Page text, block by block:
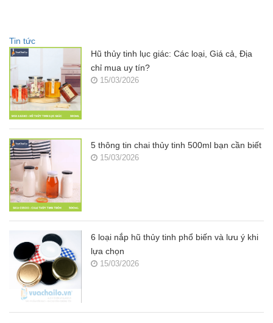
Tin tức
Hũ thủy tinh lục giác: Các loại, Giá cả, Địa
chỉ mua uy tín?
15/03/2026
5 thông tin chai thủy tinh 500ml bạn cần biết
15/03/2026
6 loại nắp hũ thủy tinh phổ biến và lưu ý khi
lựa chọn
15/03/2026